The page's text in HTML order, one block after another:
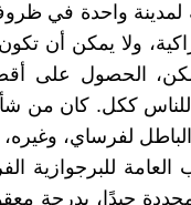
واحدة في ظروف
ولا يمكن أن
الحصول على
ككل. كان من
لفرساي،
جيدًا، بدرجة